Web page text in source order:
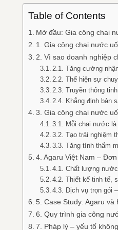
Table of Contents
Mở đầu: Gia công chai
1. Gia công chai nước
2. Vì sao doanh nghiệp
2.1. Tăng cường
2.2. Thể hiện sự
2.3. Truyền thông
2.4. Khẳng định bản
3. Gia công chai nước
3.1. Mỗi chai nước là
3.2. Tạo trải nghiệm
3.3. Tăng tính thẩm
4. Agaru Việt Nam –
4.1. Chất lượng
4.2. Thiết kế tinh tế,
4.3. Dịch vụ trọn gói
5. Case Study: Agaru
6. Quy trình gia công
7. Pháp lý – yếu tố